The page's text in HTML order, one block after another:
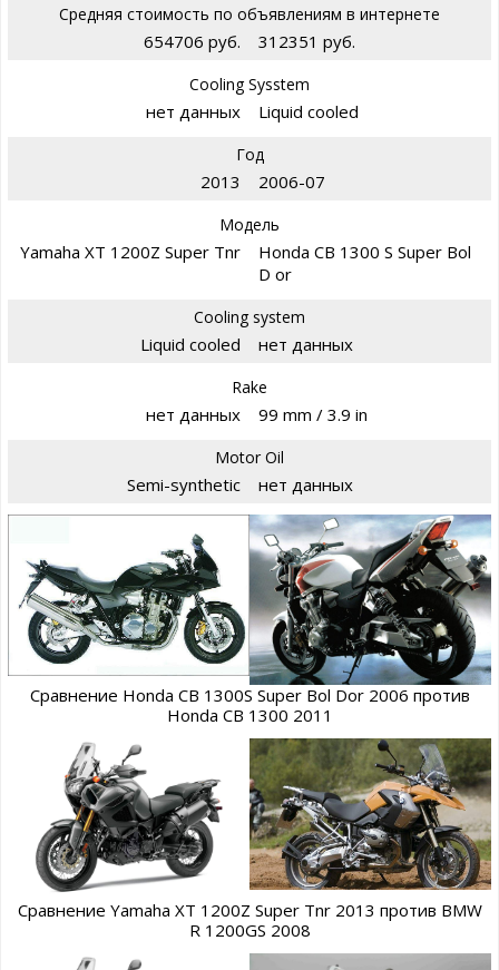
Средняя стоимость по объявлениям в интернете
654706 руб. 312351 руб.
Cooling Sysstem
нет данных Liquid cooled
Год
2013 2006-07
Модель
Yamaha XT 1200Z Super Tnr
Honda CB 1300 S Super Bol
D or
Cooling system
Liquid cooled нет данных
Rake
нет данных 99 mm / 3.9 in
Motor Oil
Semi-synthetic нет данных
Сравнение Honda CB 1300S Super Bol Dor 2006 против
Honda CB 1300 2011
Сравнение Yamaha XT 1200Z Super Tnr 2013 против BMW
R 1200GS 2008